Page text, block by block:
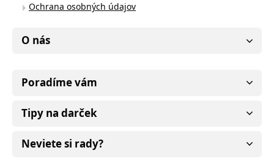
Ochrana osobných údajov
O nás
Poradíme vám
Tipy na darček
Neviete si rady?